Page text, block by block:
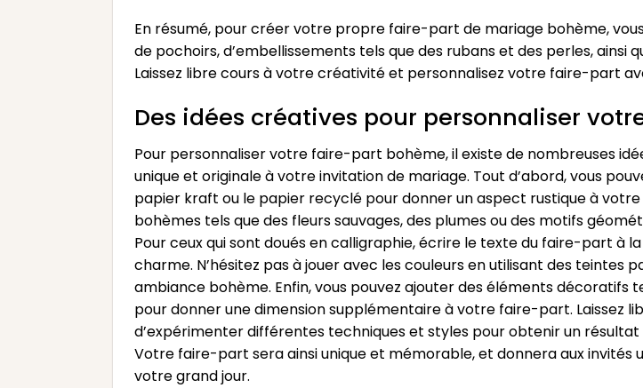
En résumé, pour créer votre propre faire-part de mariage bohème,
de pochoirs, d’embellissements tels que des rubans et des perles, ainsi
Laissez libre cours à votre créativité et personnalisez votre faire-part
Des idées créatives pour personnaliser
Pour personnaliser votre faire-part bohème, il existe de nombreuses
unique et originale à votre invitation de mariage. Tout d’abord, vous
papier kraft ou le papier recyclé pour donner un aspect rustique à
bohèmes tels que des fleurs sauvages, des plumes ou des motifs
Pour ceux qui sont doués en calligraphie, écrire le texte du faire-part à
charme. N’hésitez pas à jouer avec les couleurs en utilisant des teintes
ambiance bohème. Enfin, vous pouvez ajouter des éléments décoratifs
pour donner une dimension supplémentaire à votre faire-part. Laissez
d’expérimenter différentes techniques et styles pour obtenir un
Votre faire-part sera ainsi unique et mémorable, et donnera aux
votre grand jour.